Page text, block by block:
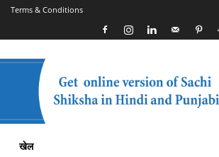
Terms & Conditions
खेल